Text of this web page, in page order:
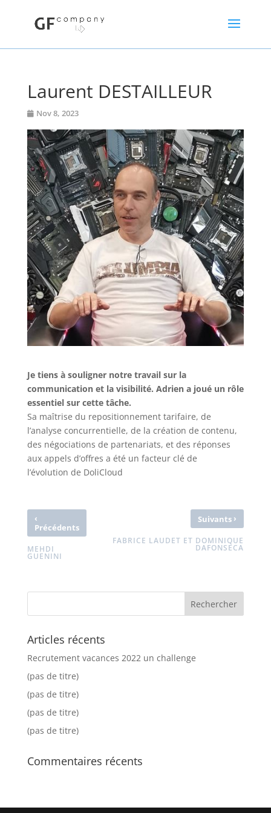
Laurent DESTAILLEUR
Nov 8, 2023
Je tiens à souligner notre travail sur la
communication et la visibilité. Adrien a joué un rôle
essentiel sur cette tâche.
Sa maîtrise du repositionnement tarifaire, de
l’analyse concurrentielle, de la création de contenu,
des négociations de partenariats, et des réponses
aux appels d’offres a été un facteur clé de
l’évolution de DoliCloud
‹
Précédents
MEHDI
GUENINI
Suivants ›
FABRICE LAUDET ET DOMINIQUE
DAFONSECA
Articles récents
Recrutement vacances 2022 un challenge
(pas de titre)
(pas de titre)
(pas de titre)
(pas de titre)
Commentaires récents